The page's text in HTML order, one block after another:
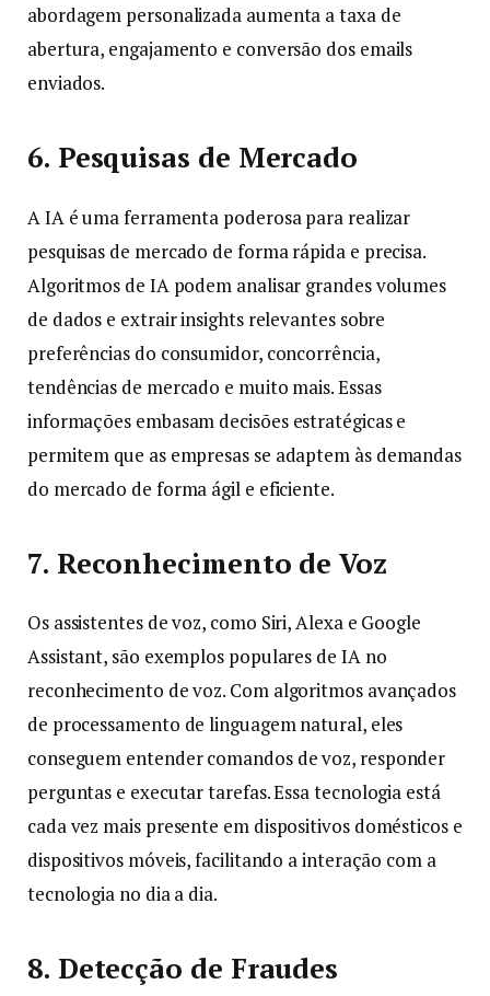
abordagem personalizada aumenta a taxa de
abertura, engajamento e conversão dos emails
enviados.
6. Pesquisas de Mercado
A IA é uma ferramenta poderosa para realizar
pesquisas de mercado de forma rápida e precisa.
Algoritmos de IA podem analisar grandes volumes
de dados e extrair insights relevantes sobre
preferências do consumidor, concorrência,
tendências de mercado e muito mais. Essas
informações embasam decisões estratégicas e
permitem que as empresas se adaptem às demandas
do mercado de forma ágil e eficiente.
7. Reconhecimento de Voz
Os assistentes de voz, como Siri, Alexa e Google
Assistant, são exemplos populares de IA no
reconhecimento de voz. Com algoritmos avançados
de processamento de linguagem natural, eles
conseguem entender comandos de voz, responder
perguntas e executar tarefas. Essa tecnologia está
cada vez mais presente em dispositivos domésticos e
dispositivos móveis, facilitando a interação com a
tecnologia no dia a dia.
8. Detecção de Fraudes